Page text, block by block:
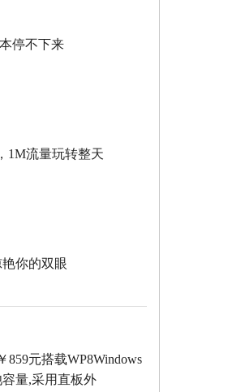
停不下来
1M流量玩转整天
你的双眼
859元搭载WP8Windows
容量,采用直板外